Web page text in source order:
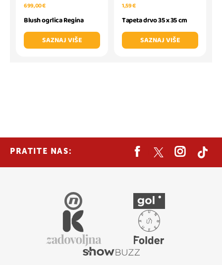
699,00 €
Blush ogrlica Regina
SAZNAJ VIŠE
1,59 €
Tapeta drvo 35 x 35 cm
SAZNAJ VIŠE
PRATITE NAS: